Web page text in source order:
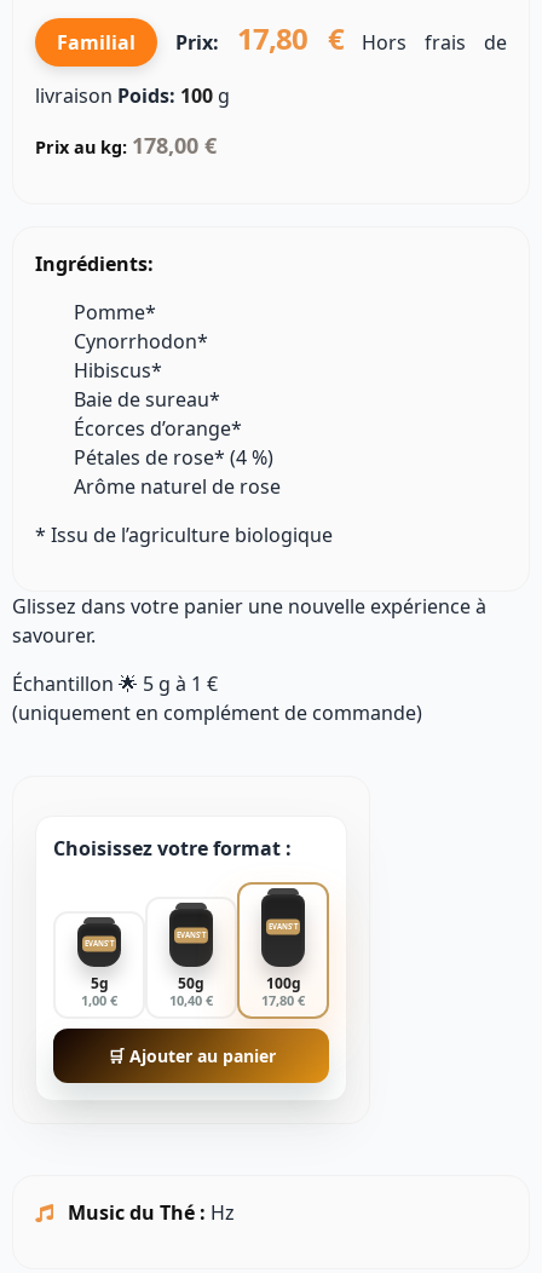
Familial Prix: 17,80 €Hors frais de
livraison Poids: 100 g
Prix au kg: 178,00 €
Ingrédients:
Pomme*
Cynorrhodon*
Hibiscus*
Baie de sureau*
Écorces d’orange*
Pétales de rose* (4 %)
Arôme naturel de rose
* Issu de l’agriculture biologique
Glissez dans votre panier une nouvelle expérience à
savourer.
Échantillon 🌟 5 g à 1 €
(uniquement en complément de commande)
Choisissez votre format :
EVANS'T
5g
1,00 €
EVANS'T
50g
10,40 €
EVANS'T
100g
17,80 €
🛒 Ajouter au panier
Music du Thé : Hz